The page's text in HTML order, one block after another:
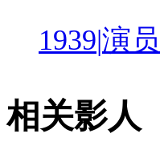
1939|演
相关影人